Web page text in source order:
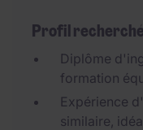
Profil recherché
Diplôme
formation
Expérience
similaire,